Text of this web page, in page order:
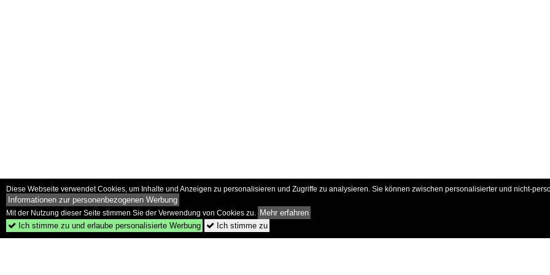
Diese Webseite verwendet Cookies, um Inhalte und Anzeigen zu personalisieren und Zugriffe zu analysieren. Sie können zwischen personalisierter und nicht-
Informationen zur personenbezogenen Werbung
Mit der Nutzung dieser Seite stimmen Sie der Verwendung von Cookies zu. Mehr erfahren
 Ich stimme zu und erlaube personalisierte Werbung  Ich stimme zu